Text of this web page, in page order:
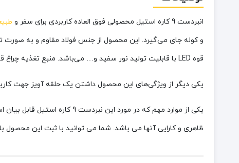
انبردست 9 کاره استیل محصولی فوق العاده کاربردی برای سفر و
و کوله جای می‌گیرد. این محصول از جنس فولاد مقاوم و به صورت تاشو می‌باشد.
قوه LED با قابلیت تولید نور سفید و… می‌باشد. منبع تغذیه چراغ قوه این محصول سه عدد باتری ساعتی می‌باشد.
یکی دیگر از ویژگی‌های این محصول داشتن یک حلقه آویز جهت کاربردهای مختلف می‌باشد. انبردست 9 کاره استیل را
یکی از موارد مهم که در
ظاهری و کارایی آنها می باشد. شما می توانید با ثبت این محصول